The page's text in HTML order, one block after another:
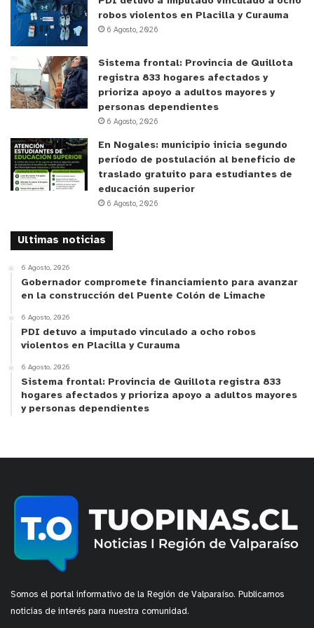
relevó el compromiso permanente de la
Universidad con la región y la ciudad donde hace
97 años abrió sus puertas.
“Creemos en el valor de la cultura. A través del
arte, la belleza y la música es posible ir mostrando
ciudades tienen un registro de la calidad de la
nuestra. Tenemos una de las cartografías más
relevantes del país, desde la colonia en adelante”,
En relación con el valor patrimonial de la colección
pictórica del Museo Baburizza, el rector subrayó
que se trata de un registro particularmente
significativo del paso del tiempo. “Cuando
recibimos la idea de hacer esta obra, nos pareció
que la editorial de la Universidad tenía que poner
profesores y profesoras. Tanto Amalia como Pablo
juntaron una serie de autores y modelaron una
obra colectiva, la que incluye una mirada desde el
El director ejecutivo del Museo de Bellas Artes de
Valparaíso – Palacio Baburizza, Rafael Torres,
recordó que el Paseo Yugoslavo, donde se emplaza
el museo, era conocido antiguamente como el
Brown e Isabel Caces, ambos benefactores de la
robos violentos en Placilla y Curauma
6 Agosto, 2026
Sistema frontal: Provincia de Quillota
registra 833 hogares afectados y
prioriza apoyo a adultos mayores y
personas dependientes
6 Agosto, 2026
En Nogales: municipio inicia segundo
período de postulación al beneficio de
traslado gratuito para estudiantes de
educación superior
6 Agosto, 2026
Ultimas noticias
6 Agosto, 2026
Gobernador compromete financiamiento para avanzar
en la construcción del Puente Colón de Limache
6 Agosto, 2026
PDI detuvo a imputado vinculado a ocho robos
violentos en Placilla y Curauma
6 Agosto, 2026
Sistema frontal: Provincia de Quillota registra 833
hogares afectados y prioriza apoyo a adultos mayores
y personas dependientes
Somos el portal informativo de la Región de Valparaíso. Publicamos
noticias de interés para nuestra comunidad.